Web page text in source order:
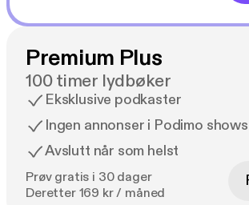
Premium Plus
100 timer lydbøker
Eksklusive podkaster
Ingen annonser i Podimo shows
Avslutt når som helst
Prøv gratis i 30 dager
Deretter 169 kr / måned